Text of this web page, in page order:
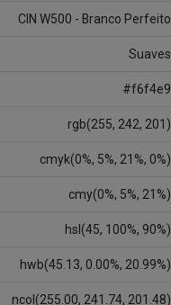
CIN W500 - Branco Perfeito
Suaves
#f6f4e9
rgb(255, 242, 201)
cmyk(0%, 5%, 21%, 0%)
cmy(0%, 5%, 21%)
hsl(45, 100%, 90%)
hwb(45.13, 0.00%, 20.99%)
ncol(255.00, 241.74, 201.48)